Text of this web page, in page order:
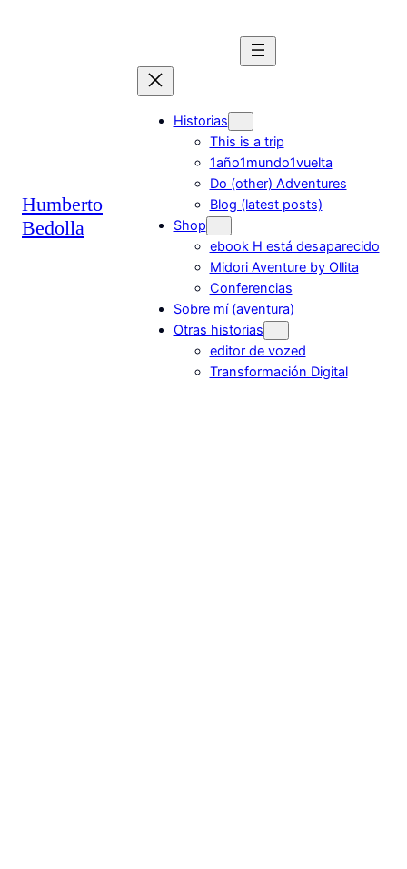
Humberto
Bedolla
Historias
This is a trip
1año1mundo1vuelta
Do (other) Adventures
Blog (latest posts)
Shop
ebook H está desaparecido
Midori Aventure by Ollita
Conferencias
Sobre mí (aventura)
Otras historias
editor de vozed
Transformación Digital